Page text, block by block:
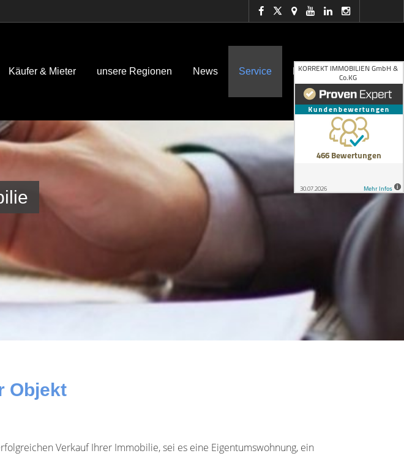
Käufer & Mieter unsere Regionen News Service Kontakt
Objekt
Verkauf Ihrer Immobilie, sei es eine Eigentumswohnung, ein